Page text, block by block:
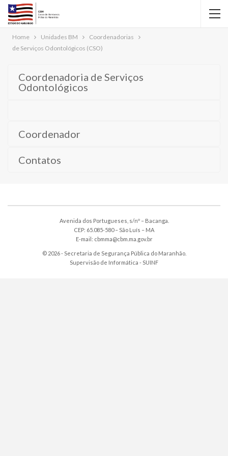
Home Unidades BM
Coordenadorias
de Serviços Odontológicos (CSO)
Coordenadoria de Serviços
Odontológicos
Coordenador
Contatos
Avenida dos Portugueses, s/nº – Bacanga.
CEP: 65.085-580 – São Luís – MA
E-mail: cbmma@cbm.ma.gov.br
© 2026 - Secretaria de Segurança Pública do Maranhão.
Supervisão de Informática - SUINF